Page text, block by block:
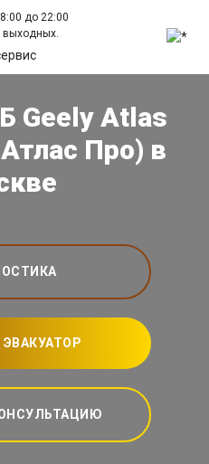
до 22:00
выходных.
Geely Atlas
Про) в
ЭВАКУАТОР